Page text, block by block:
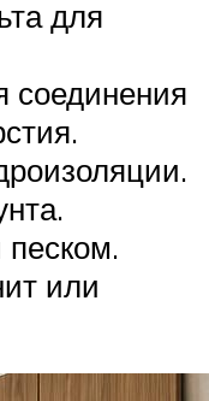
для
соединения
или